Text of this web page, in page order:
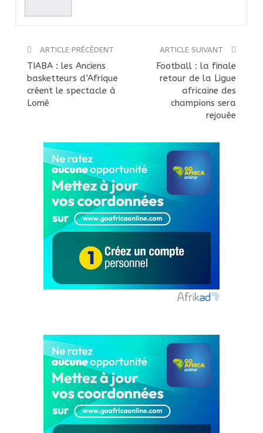
ARTICLE PRÉCÉDENT
TIABA : les Anciens
basketteurs d’Afrique
créent le spectacle à
Lomé
ARTICLE SUIVANT
Football : la finale
retour de la Ligue
africaine des
champions sera
rejouée